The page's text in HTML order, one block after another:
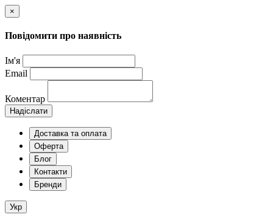
×
Повідомити про наявність
Ім'я
Email
Коментар
Надіслати
Доставка та оплата
Оферта
Блог
Контакти
Бренди
Укр